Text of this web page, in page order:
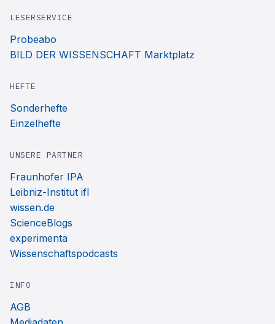
LESERSERVICE
Probeabo
BILD DER WISSENSCHAFT Marktplatz
HEFTE
Sonderhefte
Einzelhefte
UNSERE PARTNER
Fraunhofer IPA
Leibniz-Institut ifl
wissen.de
ScienceBlogs
experimenta
Wissenschaftspodcasts
INFO
AGB